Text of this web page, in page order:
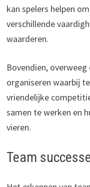
kan spelers helpen
verschillende
waarderen.
Bovendien,
organiseren waarbij
vriendelijke
samen te werken en
vieren.
Team